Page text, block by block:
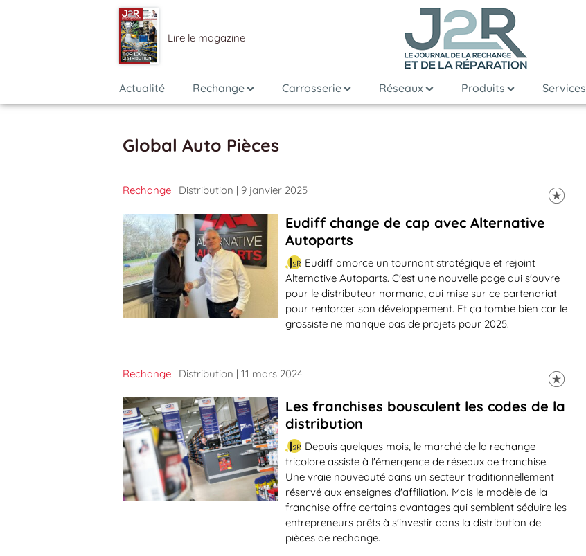
Lire le magazine
Actualité Rechange Carrosserie Réseaux Produits Services
Global Auto Pièces
Rechange | Distribution | 9 janvier 2025
Eudiff change de cap avec Alternative
Autoparts
Eudiff amorce un tournant stratégique et rejoint
Alternative Autoparts. C'est une nouvelle page qui s'ouvre
pour le distributeur normand, qui mise sur ce partenariat
pour renforcer son développement. Et ça tombe bien car le
grossiste ne manque pas de projets pour 2025.
Rechange | Distribution | 11 mars 2024
Les franchises bousculent les codes de la
distribution
Depuis quelques mois, le marché de la rechange
tricolore assiste à l'émergence de réseaux de franchise.
Une vraie nouveauté dans un secteur traditionnellement
réservé aux enseignes d'affiliation. Mais le modèle de la
franchise offre certains avantages qui semblent séduire les
entrepreneurs prêts à s'investir dans la distribution de
pièces de rechange.